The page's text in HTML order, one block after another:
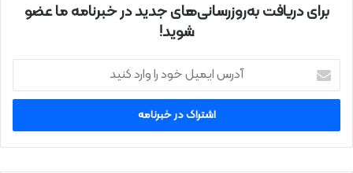
برای دریافت به‌روزرسانی‌های جدید در خبرنامه ما عضو
شوید!
ر
ا
ی